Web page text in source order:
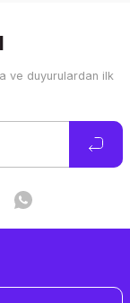
ve duyurulardan ilk